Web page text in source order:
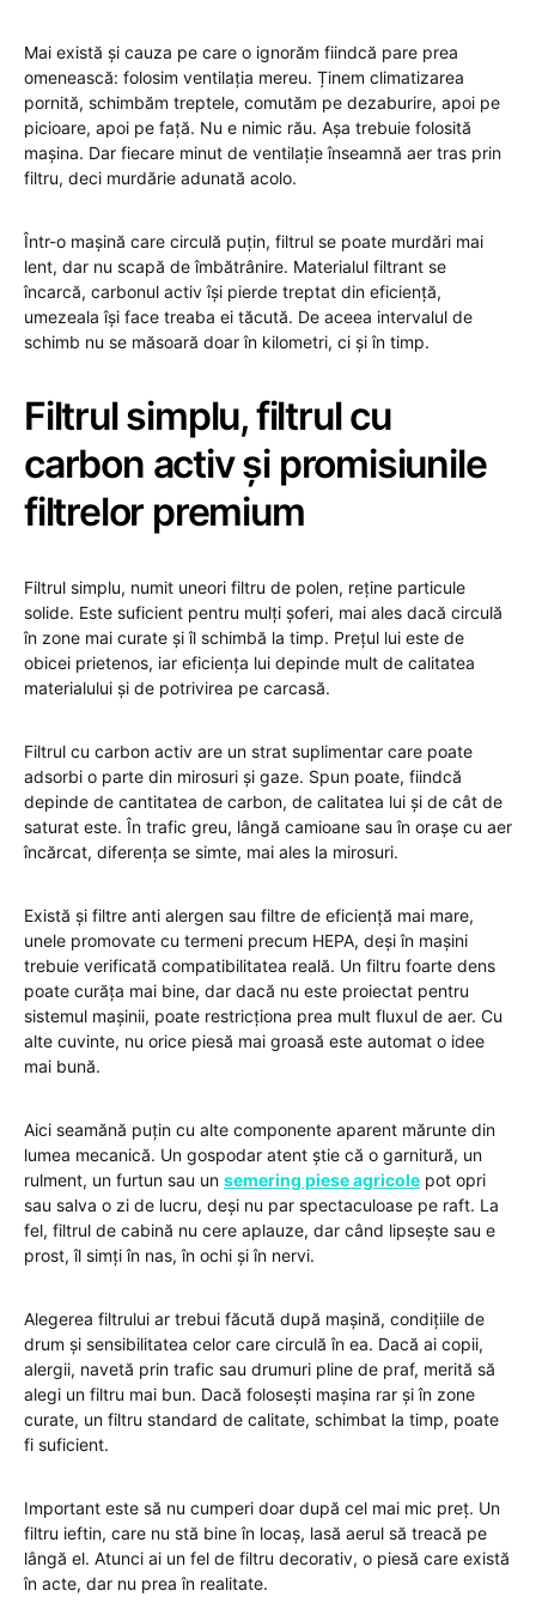
Mai există și cauza pe care o ignorăm fiindcă pare prea
omenească: folosim ventilația mereu. Ținem climatizarea
pornită, schimbăm treptele, comutăm pe dezaburire, apoi pe
picioare, apoi pe față. Nu e nimic rău. Așa trebuie folosită
mașina. Dar fiecare minut de ventilație înseamnă aer tras prin
filtru, deci murdărie adunată acolo.
Într-o mașină care circulă puțin, filtrul se poate murdări mai
lent, dar nu scapă de îmbătrânire. Materialul filtrant se
încarcă, carbonul activ își pierde treptat din eficiență,
umezeala își face treaba ei tăcută. De aceea intervalul de
schimb nu se măsoară doar în kilometri, ci și în timp.
Filtrul simplu, filtrul cu
carbon activ și promisiunile
filtrelor premium
Filtrul simplu, numit uneori filtru de polen, reține particule
solide. Este suficient pentru mulți șoferi, mai ales dacă circulă
în zone mai curate și îl schimbă la timp. Prețul lui este de
obicei prietenos, iar eficiența lui depinde mult de calitatea
materialului și de potrivirea pe carcasă.
Filtrul cu carbon activ are un strat suplimentar care poate
adsorbi o parte din mirosuri și gaze. Spun poate, fiindcă
depinde de cantitatea de carbon, de calitatea lui și de cât de
saturat este. În trafic greu, lângă camioane sau în orașe cu aer
încărcat, diferența se simte, mai ales la mirosuri.
Există și filtre anti alergen sau filtre de eficiență mai mare,
unele promovate cu termeni precum HEPA, deși în mașini
trebuie verificată compatibilitatea reală. Un filtru foarte dens
poate curăța mai bine, dar dacă nu este proiectat pentru
sistemul mașinii, poate restricționa prea mult fluxul de aer. Cu
alte cuvinte, nu orice piesă mai groasă este automat o idee
mai bună.
Aici seamănă puțin cu alte componente aparent mărunte din
lumea mecanică. Un gospodar atent știe că o garnitură, un
rulment, un furtun sau un semering piese agricole pot opri
sau salva o zi de lucru, deși nu par spectaculoase pe raft. La
fel, filtrul de cabină nu cere aplauze, dar când lipsește sau e
prost, îl simți în nas, în ochi și în nervi.
Alegerea filtrului ar trebui făcută după mașină, condițiile de
drum și sensibilitatea celor care circulă în ea. Dacă ai copii,
alergii, navetă prin trafic sau drumuri pline de praf, merită să
alegi un filtru mai bun. Dacă folosești mașina rar și în zone
curate, un filtru standard de calitate, schimbat la timp, poate
fi suficient.
Important este să nu cumperi doar după cel mai mic preț. Un
filtru ieftin, care nu stă bine în locaș, lasă aerul să treacă pe
lângă el. Atunci ai un fel de filtru decorativ, o piesă care există
în acte, dar nu prea în realitate.